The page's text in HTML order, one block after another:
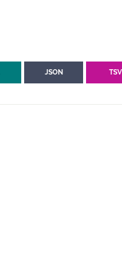
JSON TSV